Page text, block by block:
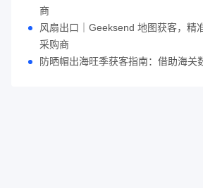
商
风扇出口｜Geeksend 地图获客，精
采购商
防晒帽出海旺季获客指南：借助海关